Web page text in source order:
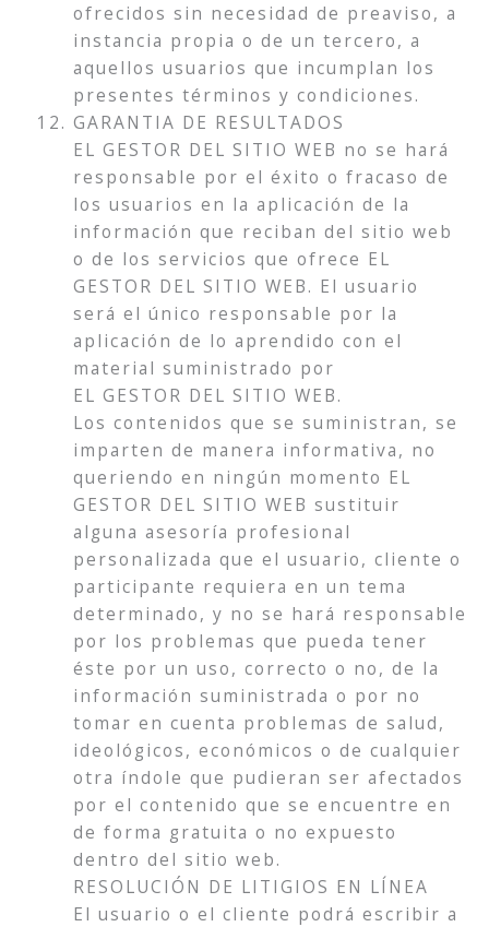
ofrecidos sin necesidad de preaviso, a
instancia propia o de un tercero, a
aquellos usuarios que incumplan los
presentes términos y condiciones.
GARANTIA DE RESULTADOS
EL GESTOR DEL SITIO WEB no se hará
responsable por el éxito o fracaso de
los usuarios en la aplicación de la
información que reciban del sitio web
o de los servicios que ofrece EL
GESTOR DEL SITIO WEB. El usuario
será el único responsable por la
aplicación de lo aprendido con el
material suministrado por
EL GESTOR DEL SITIO WEB.
Los contenidos que se suministran, se
imparten de manera informativa, no
queriendo en ningún momento EL
GESTOR DEL SITIO WEB sustituir
alguna asesoría profesional
personalizada que el usuario, cliente o
participante requiera en un tema
determinado, y no se hará responsable
por los problemas que pueda tener
éste por un uso, correcto o no, de la
información suministrada o por no
tomar en cuenta problemas de salud,
ideológicos, económicos o de cualquier
otra índole que pudieran ser afectados
por el contenido que se encuentre en
de forma gratuita o no expuesto
dentro del sitio web.
RESOLUCIÓN DE LITIGIOS EN LÍNEA
El usuario o el cliente podrá escribir a